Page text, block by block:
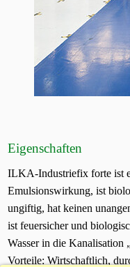
Eigenschaften
ILKA-Industriefix forte ist
Emulsionswirkung, ist
ungiftig, hat keinen
ist feuersicher und
Wasser in die Kanalisation
Vorteile: Wirtschaftlich,